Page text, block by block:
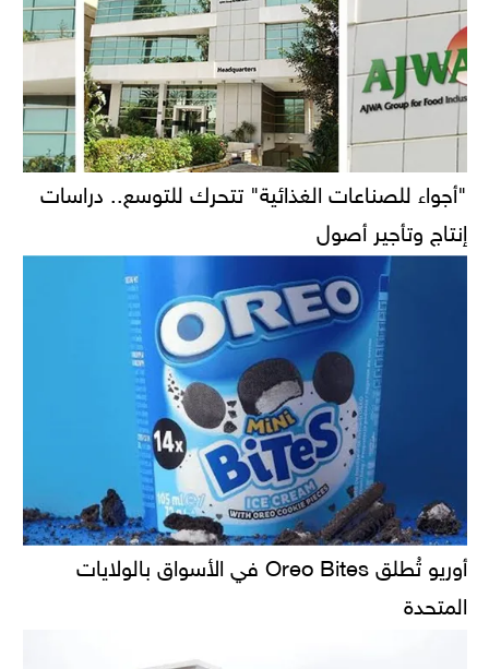
"أجواء للصناعات الغذائية" تتحرك للتوسع.. دراسات
إنتاج وتأجير أصول
أوريو تُطلق Oreo Bites في الأسواق بالولايات
المتحدة